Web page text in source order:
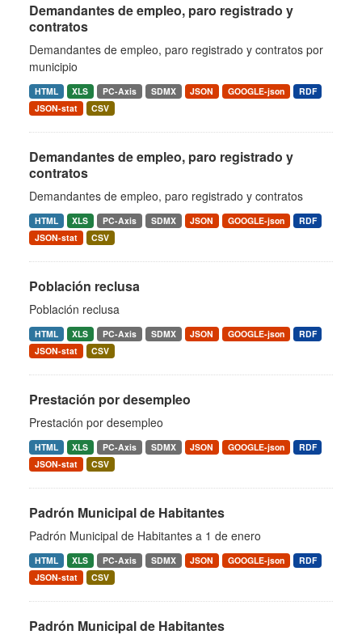
Demandantes de empleo, paro registrado y
contratos
Demandantes de empleo, paro registrado y contratos por
municipio
HTML XLS PC-Axis SDMX JSON GOOGLE-json
RDF
JSON-stat
CSV
Demandantes de empleo, paro registrado y
contratos
Demandantes de empleo, paro registrado y contratos
HTML XLS PC-Axis SDMX JSON GOOGLE-json
RDF
JSON-stat
CSV
Población reclusa
Población reclusa
HTML XLS PC-Axis SDMX JSON GOOGLE-json
RDF
JSON-stat
CSV
Prestación por desempleo
Prestación por desempleo
HTML XLS PC-Axis SDMX JSON GOOGLE-json
RDF
JSON-stat
CSV
Padrón Municipal de Habitantes
Padrón Municipal de Habitantes a 1 de enero
HTML XLS PC-Axis SDMX JSON GOOGLE-json
RDF
JSON-stat
CSV
Padrón Municipal de Habitantes